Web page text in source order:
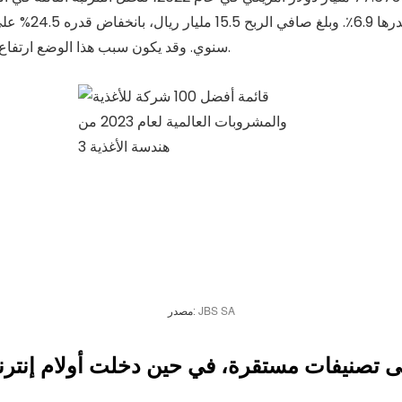
سنوي. وقد يكون سبب هذا الوضع ارتفاع تكاليف المدخلات، والتضخم، وعدم التوازن بين العرض والطلب.
مصدر: JBS SA